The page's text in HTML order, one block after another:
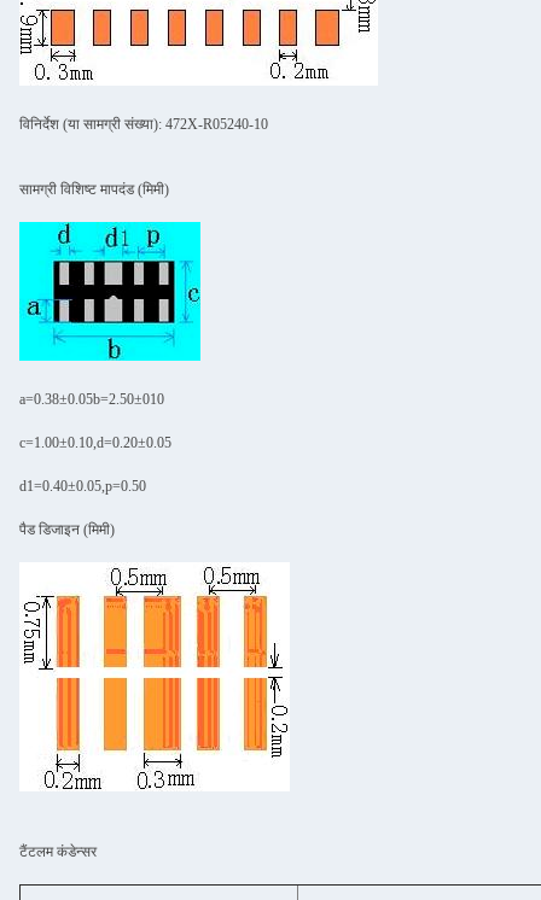
विनिर्देश (या सामग्री संख्या): 472X-R05240-10
सामग्री विशिष्ट मापदंड (मिमी)
a=0.38±0.05b=2.50±010
c=1.00±0.10,d=0.20±0.05
d1=0.40±0.05,p=0.50
पैड डिजाइन (मिमी)
टैंटलम कंडेन्सर